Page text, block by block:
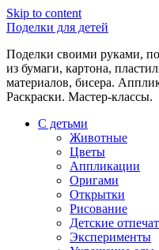
Skip to content
Поделки для детей
Поделки своими руками,
из бумаги, картона,
материалов, бисера.
Раскраски. Мастер-классы.
С детьми
Животные
Цветы
Аппликации
Оригами
Открытки
Рисование
Детские
Эксперименты